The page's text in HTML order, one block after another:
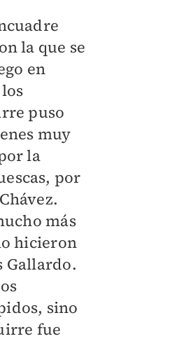
la que se
en
puso
muy
la
por
más
hicieron
Gallardo.
sino
fue